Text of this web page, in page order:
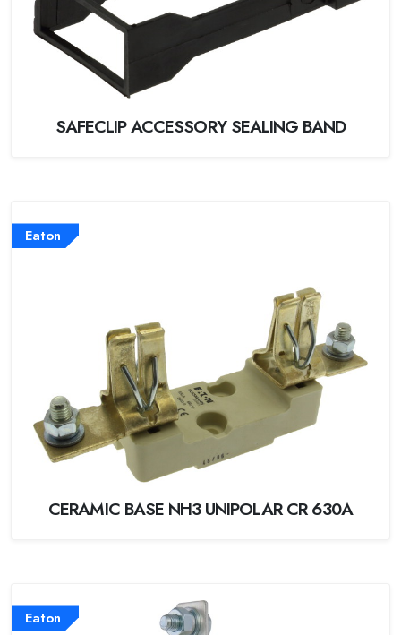
SAFECLIP ACCESSORY SEALING BAND
Eaton
CERAMIC BASE NH3 UNIPOLAR CR 630A
Eaton